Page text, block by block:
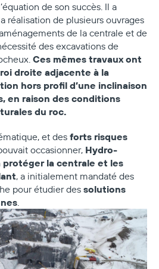
de son succès. Il a
réalisation de plusieurs ouvrages
de la centrale et de
des excavations de
Ces mêmes travaux ont
droite adjacente à la
hors profil d’une inclinaison
en raison des conditions
du roc.
et desforts risques
occasionner, Hydro-
protéger la centrale et les
, a initialement mandaté des
pour étudier des solutions
.